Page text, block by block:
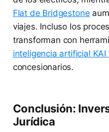
Flat de Bridgestone
viajes. Incluso los
transforman con
inteligencia artificial
concesionarios.
Conclusión:
Jurídica